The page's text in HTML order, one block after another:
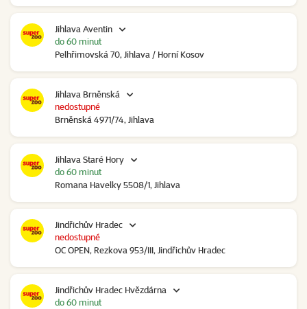
Jihlava Aventin
Pelhřimovská 70, Jihlava / Horní Kosov
do 60 minut
Jihlava Brněnská
Brněnská 4971/74, Jihlava
nedostupné
Jihlava Staré Hory
Romana Havelky 5508/1, Jihlava
do 60 minut
Jindřichův Hradec
OC OPEN, Rezkova 953/III, Jindřichův Hradec
nedostupné
Jindřichův Hradec Hvězdárna
do 60 minut